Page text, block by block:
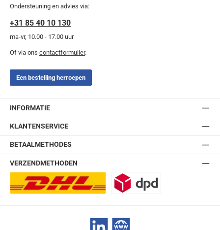
Ondersteuning en advies via:
+31 85 40 10 130
ma-vr, 10.00 - 17.00 uur
Of via ons contactformulier.
Een bestelling herroepen
INFORMATIE
KLANTENSERVICE
BETAALMETHODES
VERZENDMETHODEN